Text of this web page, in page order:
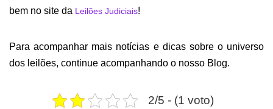
bem no site da Leilões Judiciais!
Para acompanhar mais notícias e dicas sobre o universo
dos leilões, continue acompanhando o nosso Blog.
2/5 - (1 voto)